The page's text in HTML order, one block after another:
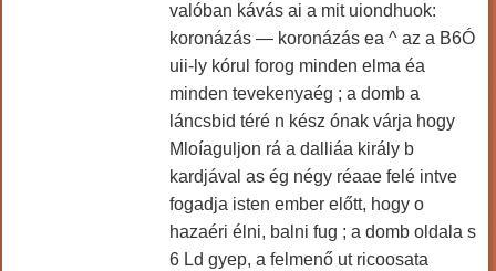
valóban kávás ai a mit uiondhuok:
koronázás — koronázás ea ^ az a B6Ó
uii-ly kórul forog minden elma éa
minden tevekenyaég ; a domb a
láncsbid téré n kész ónak várja hogy
Mloíaguljon rá a dalliáa király b
kardjával as ég négy réaae felé intve
fogadja isten ember előtt, hogy o
hazaéri élni, balni fug ; a domb oldala s
6 Ld gyep, a felmenő ut ricoosata